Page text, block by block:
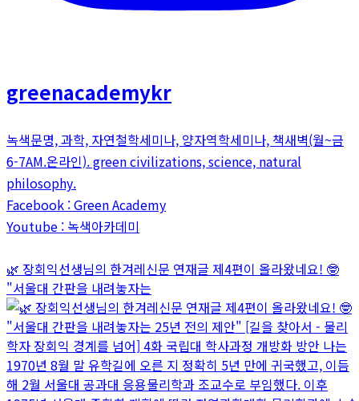
greenacademykr
녹색문명, 과학, 자연철학세미나, 양자역학세미나, 책새벽(월~금
6-7AM.온라인). green civilizations, science, natural
philosophy.
Facebook : Green Academy
Youtube : 녹색아카데미
🌿 장회익선생님의 한겨레신문 연재글 제4편이 올라왔네요! 🤓
"서울대 간판을 내려놓자는